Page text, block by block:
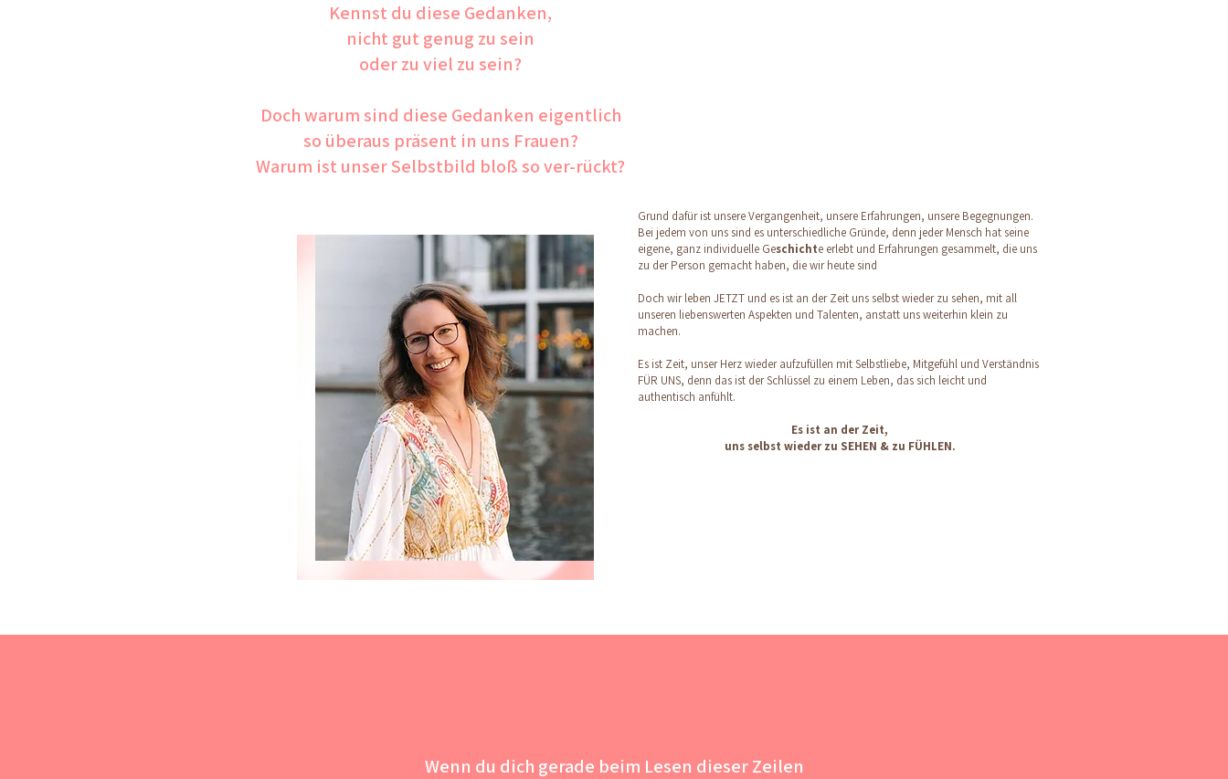
Kennst du diese Gedanken,
nicht gut genug zu sein
oder zu viel zu sein?
Doch warum sind diese Gedanken eigentlich
so überaus präsent in uns Frauen?
Warum ist unser Selbstbild bloß so ver-rückt?​
​Grund dafür ist unsere Vergangenheit, unsere Erfahrungen, unsere Begegnungen.
Bei jedem von uns sind es unterschiedliche Gründe, denn jeder Mensch hat seine
eigene, ganz individuelle Geschichte erlebt und Erfahrungen gesammelt, die uns
zu der Person gemacht haben, die wir heute sind
Doch wir leben JETZT und es ist an der Zeit uns selbst wieder zu sehen, mit all
unseren liebenswerten Aspekten und Talenten, anstatt uns weiterhin klein zu
machen.
Es ist Zeit, unser Herz wieder aufzufüllen mit Selbstliebe, Mitgefühl und Verständnis
FÜR UNS, denn das ist der Schlüssel zu einem Leben, das sich leicht und
authentisch anfühlt.
Es ist an der Zeit,
uns selbst wieder zu SEHEN & zu FÜHLEN.
Wenn du dich gerade beim Lesen dieser Zeilen